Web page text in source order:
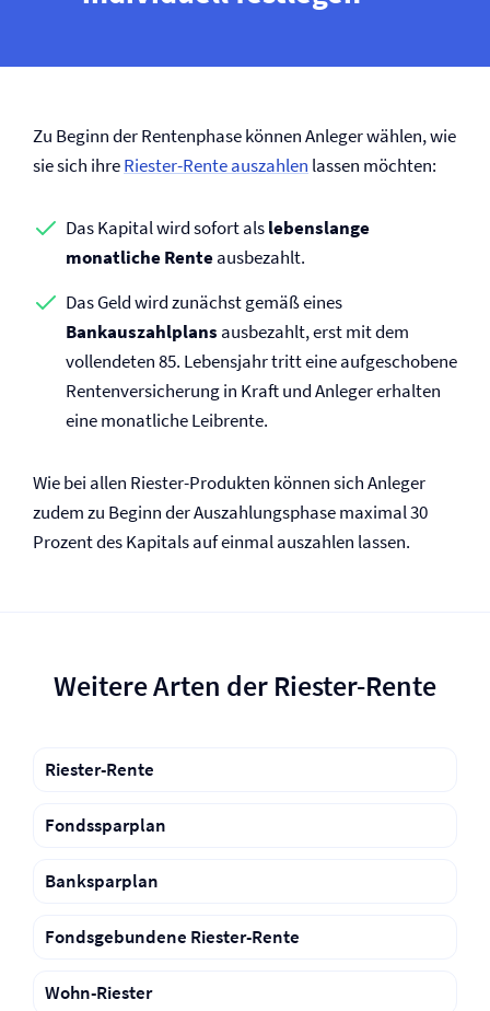
Zu Beginn der Rentenphase können Anleger wählen, wie
sie sich ihreRiester-Rente auszahlen lassen möchten:
Das Kapital wird sofort alslebenslange
monatliche Renteausbezahlt.
Das Geld wird zunächst gemäß eines
Bankauszahlplans ausbezahlt, erst mit dem
vollendeten 85. Lebensjahr tritt eine aufgeschobene
Renten­versicherung in Kraft und Anleger erhalten
eine monatliche Leibrente.
Wie bei allen Riester-Produkten können sich Anleger
zudem zu Beginn der Auszahlungsphase maximal 30
Prozent des Kapitals auf einmal auszahlen lassen.
Weitere Arten der Riester-Rente
Riester-Rente
Fondssparplan
Banksparplan
Fondsgebundene Riester-Rente
Wohn-Riester